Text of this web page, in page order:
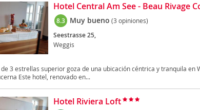
Hotel Central Am See - Beau Rivage
8.3 Muy bueno (3 opiniones)
Seestrasse 25,
Weggis
de 3 estrellas superior goza de una ubicación céntrica y tranquila en
Este hotel, renovado en...
Hotel Riviera Loft